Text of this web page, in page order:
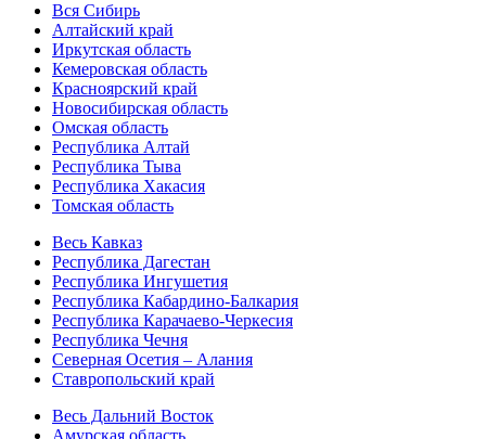
Вся Сибирь
Алтайский край
Иркутская область
Кемеровская область
Красноярский край
Новосибирская область
Омская область
Республика Алтай
Республика Тыва
Республика Хакасия
Томская область
Весь Кавказ
Республика Дагестан
Республика Ингушетия
Республика Кабардино-Балкария
Республика Карачаево-Черкесия
Республика Чечня
Северная Осетия – Алания
Ставропольский край
Весь Дальний Восток
Амурская область